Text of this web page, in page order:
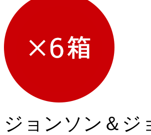
ジョンソン＆ジ